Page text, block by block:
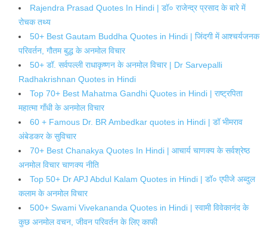
Rajendra Prasad Quotes In Hindi | डॉ० राजेन्द्र प्रसाद के बारे में
रोचक तथ्य
50+ Best Gautam Buddha Quotes in Hindi | जिंदगी में आश्चर्यजनक
परिवर्तन, गौतम बुद्ध के अनमोल विचार
50+ डॉ. सर्वपल्ली राधाकृष्णन के अनमोल विचार | Dr Sarvepalli
Radhakrishnan Quotes in Hindi
Top 70+ Best Mahatma Gandhi Quotes in Hindi | राष्ट्रपिता
महात्मा गाँधी के अनमोल विचार
60 + Famous Dr. BR Ambedkar quotes in Hindi | डॉ भीमराव
अंबेडकर के सुविचार
70+ Best Chanakya Quotes In Hindi | आचार्य चाणक्य के सर्वश्रेष्ठ
अनमोल विचार चाणक्य नीति
Top 50+ Dr APJ Abdul Kalam Quotes in Hindi | डॉ० एपीजे अब्दुल
कलाम के अनमोल विचार
500+ Swami Vivekananda Quotes in Hindi | स्वामी विवेकानंद के
कुछ अनमोल वचन, जीवन परिवर्तन के लिए काफी